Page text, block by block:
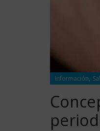
Información,